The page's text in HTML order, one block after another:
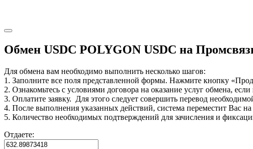
Обмен USDC POLYGON USDC на
Для обмена вам необходимо выполнить несколько шагов:
1. Заполните все поля представленной формы. Нажмите кнопку
2. Ознакомьтесь с условиями договора на оказание услуг обмена,
3. Оплатите заявку. Для этого следует совершить перевод
4. После выполнения указанных действий, система переместит Вас на
5. Количество необходимых подтверждений для зачисления и
Отдаете: